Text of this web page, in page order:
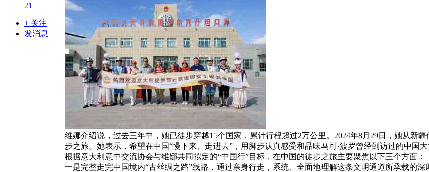
21
+ 关注
发消息
维娜介绍说，过去三年中，她已徒步穿越15个国家，累计行程超过2万公里。2024年8月29日，她从新
步之旅。她表示，希望在中国“慢下来、走进去”，用脚步认真感受和品味马可·波罗曾经到访过的中国大
根据意大利意中交流协会与维娜共同拟定的“中国行”目标，在中国的徒步之旅主要聚焦以下三个方面：
一是完整走完中国境内“古丝绸之路”线路，通过亲身行走，系统、全面地理解这条文明通道所承载的深